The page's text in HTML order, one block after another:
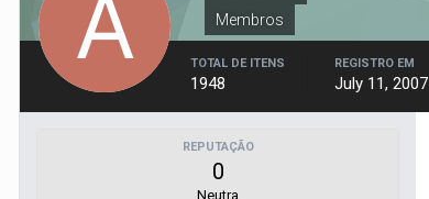
Membros
TOTAL DE ITENS
1948
REGISTRO EM
July 11, 2007
REPUTAÇÃO
0
Neutra